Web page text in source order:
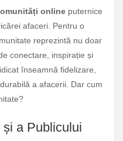
online puternice
afaceri. Pentru o
reprezintă nu doar
conectare, inspirație și
înseamnă fidelizare,
a afacerii. Dar cum
a Publicului